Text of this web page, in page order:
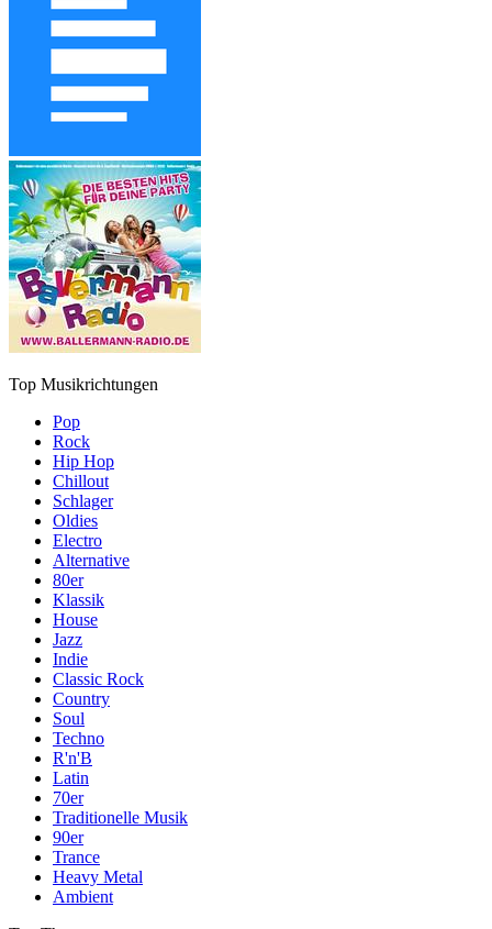
Top Musikrichtungen
Pop
Rock
Hip Hop
Chillout
Schlager
Oldies
Electro
Alternative
80er
Klassik
House
Jazz
Indie
Classic Rock
Country
Soul
Techno
R'n'B
Latin
70er
Traditionelle Musik
90er
Trance
Heavy Metal
Ambient